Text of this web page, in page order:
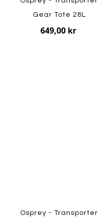
Gear Tote 28L
649,00 kr
Osprey - Transporter